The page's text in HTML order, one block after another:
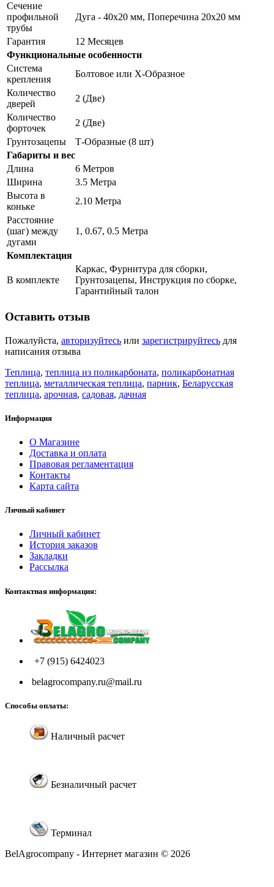
Сечение
профильной
трубы
Дуга - 40х20 мм, Поперечина 20х20 мм
Гарантия
12 Месяцев
Функциональные особенности
Система
крепления
Болтовое или Х-Образное
Количество
дверей
2 (Две)
Количество
форточек
2 (Две)
Грунтозацепы
Т-Образные (8 шт)
Габариты и вес
Длина
6 Метров
Ширина
3.5 Метра
Высота в
коньке
2.10 Метра
Расстояние
(шаг) между
дугами
1, 0.67, 0.5 Метра
Комплектация
В комплекте
Каркас, Фурнитура для сборки,
Грунтозацепы, Инструкция по сборке,
Гарантийный талон
Оставить отзыв
Пожалуйста, авторизуйтесь или зарегистрируйтесь для
написания отзыва
Теплица, теплица из поликарбоната, поликарбонатная
теплица, металлическая теплица, парник, Беларусская
теплица, арочная, садовая, дачная
Информация
О Магазине
Доставка и оплата
Правовая регламентация
Контакты
Карта сайта
Личный кабинет
Личный кабинет
История заказов
Закладки
Рассылка
Контактная информация:
+7 (915) 6424023
belagrocompany.ru@mail.ru
Способы оплаты:
Наличный расчет
Безналичный расчет
Терминал
BelAgrocompany - Интернет магазин © 2026